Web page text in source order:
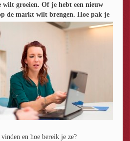
wilt groeien. Of je hebt een nieuw
de markt wilt brengen. Hoe pak je
en hoe bereik je ze?